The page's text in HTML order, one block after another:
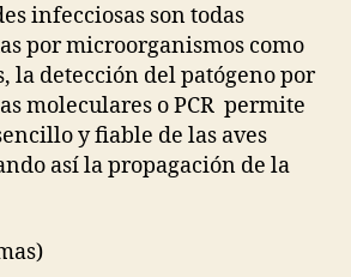
infecciosas son todas
por microorganismos como
la detección del patógeno por
moleculares o PCR permite
y fiable de las aves
así la propagación de la